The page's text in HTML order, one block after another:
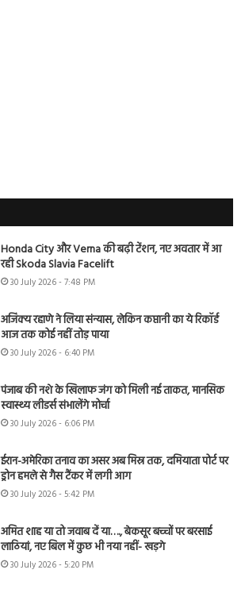
Honda City और Verna की बढ़ी टेंशन, नए अवतार में आ
रही Skoda Slavia Facelift
30 July 2026 - 7:48 PM
अजिंक्य रहाणे ने लिया संन्यास, लेकिन कप्तानी का ये रिकॉर्ड
आज तक कोई नहीं तोड़ पाया
30 July 2026 - 6:40 PM
पंजाब की नशे के खिलाफ जंग को मिली नई ताकत, मानसिक
स्वास्थ्य लीडर्स संभालेंगे मोर्चा
30 July 2026 - 6:06 PM
ईरान-अमेरिका तनाव का असर अब मिस्र तक, दमियाता पोर्ट पर
ड्रोन हमले से गैस टैंकर में लगी आग
30 July 2026 - 5:42 PM
अमित शाह या तो जवाब दें या…., बेकसूर बच्चों पर बरसाई
लाठियां, नए बिल में कुछ भी नया नहीं- खड़गे
30 July 2026 - 5:20 PM